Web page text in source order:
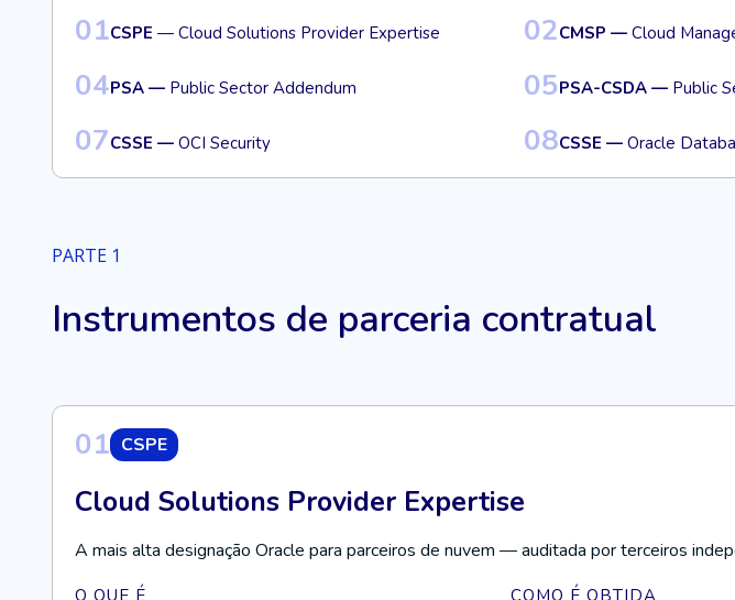
01CSPE — Cloud Solutions Provider Expertise 02CMSP — Cloud
04PSA — Public Sector Addendum 05PSA-CSDA — Public
07CSSE — OCI Security 08CSSE — Oracle
PARTE 1
Instrumentos de parceria contratual
01 CSPE
Cloud Solutions Provider Expertise
A mais alta designação Oracle para parceiros de nuvem — auditada por terceiros